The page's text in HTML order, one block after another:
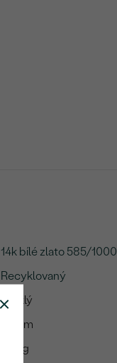
14k bílé zlato 585/1000
Recyklovaný
Lesklý
13 mm
1.05 g